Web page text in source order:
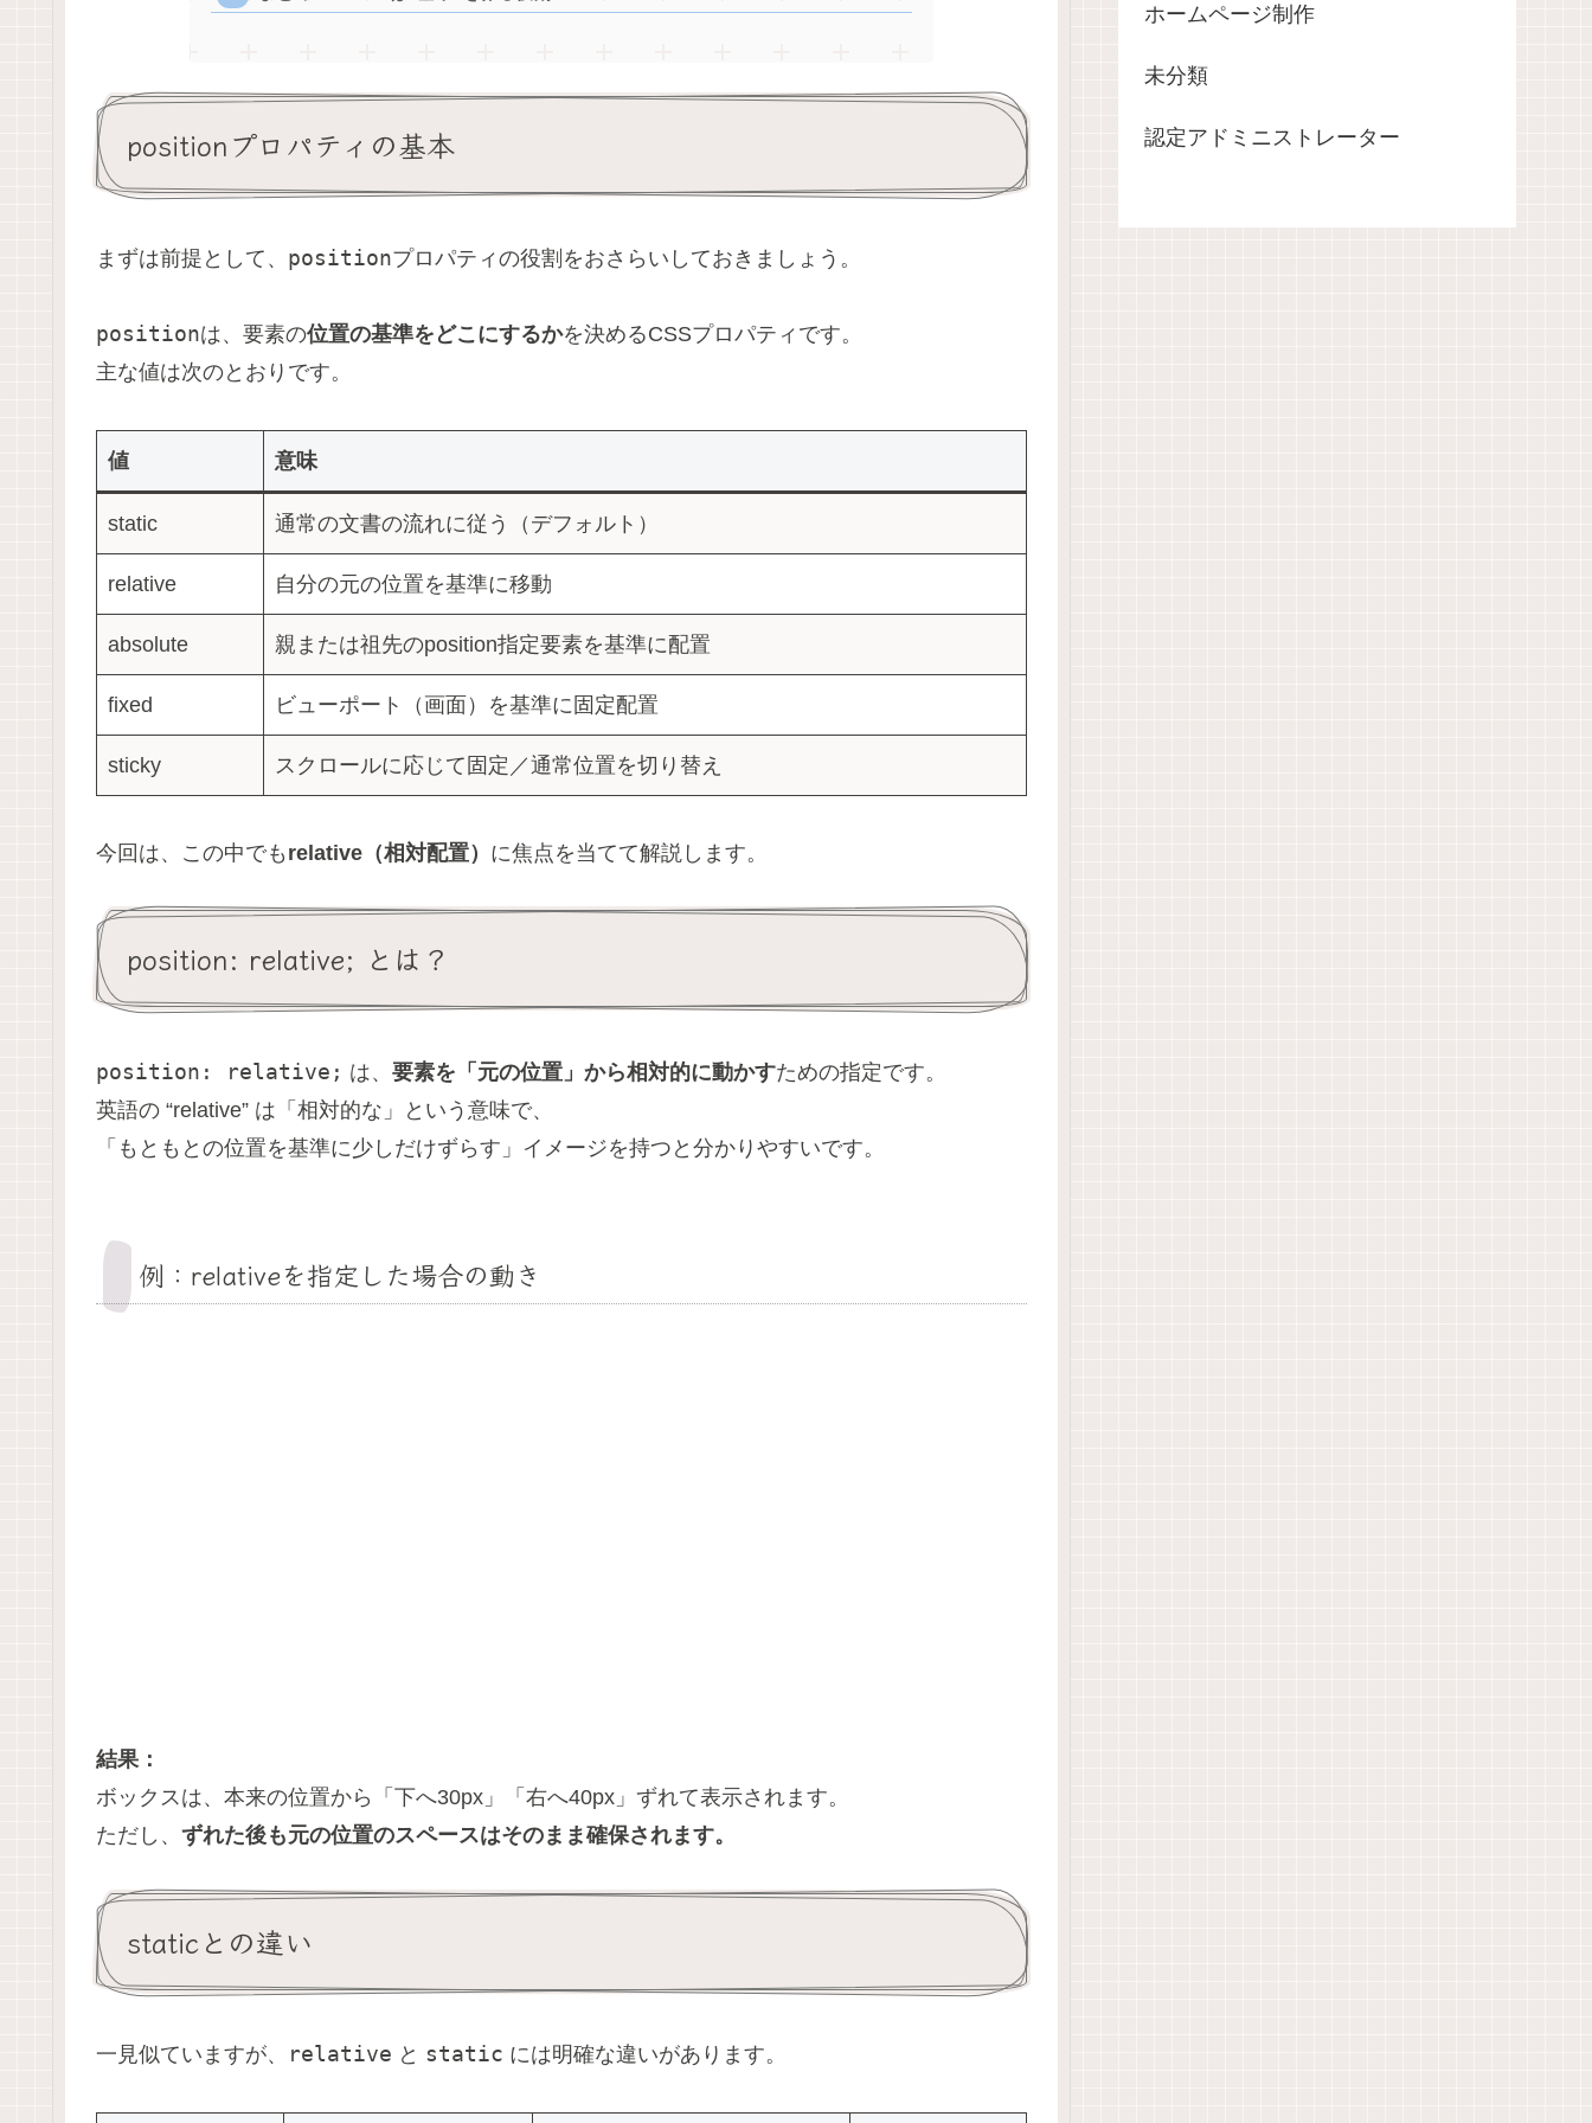
positionプロパティの基本
まずは前提として、 positionプロパティの役割をおさらいしておきましょう。
positionは、要素の位置の基準をどこにするかを決めるCSSプロパティです。
主な値は次のとおりです。
値 意味
static 通常の文書の流れに従う（デフォルト）
relative 自分の元の位置を基準に移動
absolute 親または祖先のposition指定要素を基準に配置
fixed ビューポート（画面）を基準に固定配置
sticky スクロールに応じて固定／通常位置を切り替え
今回は、この中でも relative（相対配置） に焦点を当てて解説します。
position: relative; とは？
position: relative; は、 要素を「元の位置」から相対的に動かすための指定です。
英語の “relative” は「相対的な」という意味で、
「もともとの位置を基準に少しだけずらす」イメージを持つと分かりやすいです。
例：relativeを指定した場合の動き
結果：
ボックスは、本来の位置から「下へ30px」「右へ40px」ずれて表示されます。
ただし、 ずれた後も元の位置のスペースはそのまま確保されます。
staticとの違い
一見似ていますが、 relative と static には明確な違いがあります。
ホームページ制作
未分類
認定アドミニストレーター